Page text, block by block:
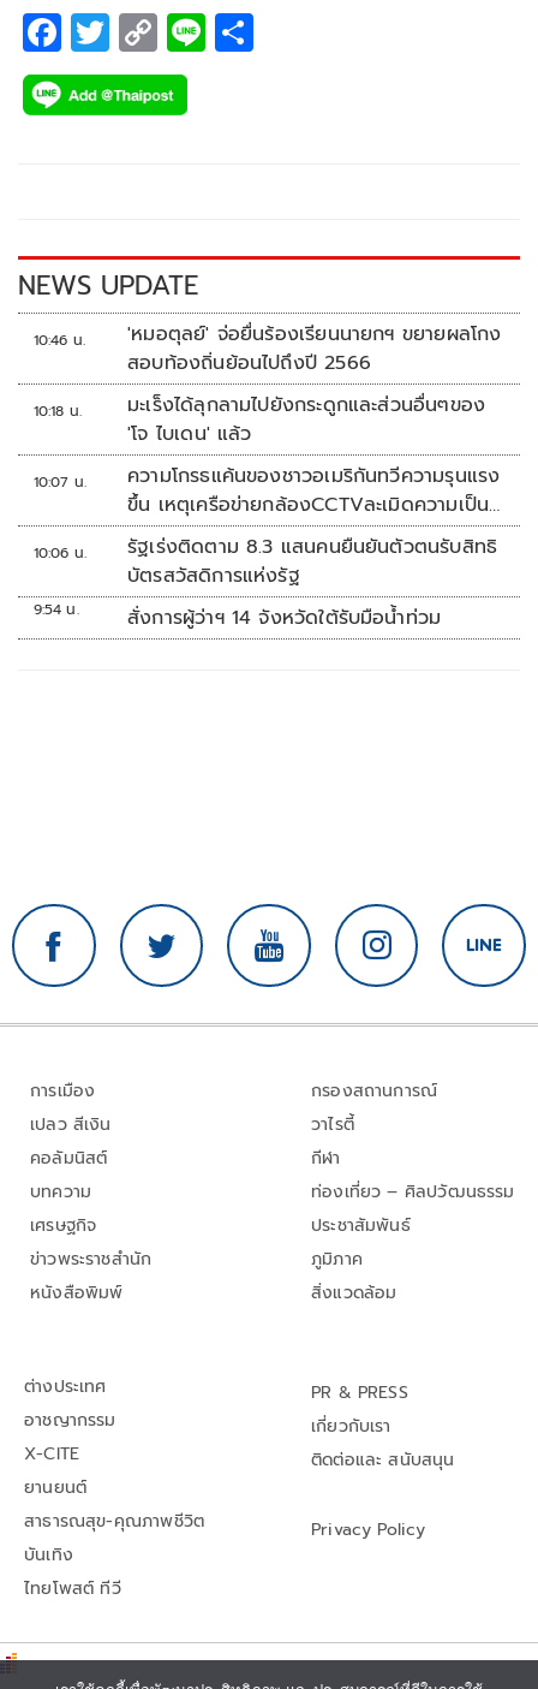
F
ac
e
k
T
wi
tt
C
o
p
k
Li
NEWS UPDATE
10:46 น.
'หมอตุลย์' จ่อยื่นร้องเรียนนายกฯ ขยายผลโกง
สอบท้องถิ่นย้อนไปถึงปี 2566
10:18 น.
มะเร็งได้ลุกลามไปยังกระดูกและส่วนอื่นๆของ
'โจ ไบเดน' แล้ว
10:07 น.
ความโกรธแค้นของชาวอเมริกันทวีความรุนแรง
ขึ้น เหตุเครือข่ายกล้องCCTVละเมิดความเป็น
ส่วนตัว
10:06 น.
รัฐเร่งติดตาม 8.3 แสนคนยืนยันตัวตนรับสิทธิ
บัตรสวัสดิการแห่งรัฐ
9:54 น. สั่งการผู้ว่าฯ 14 จังหวัดใต้รับมือน้ำท่วม
การเมือง
เปลว สีเงิน
คอลัมนิสต์
บทความ
เศรษฐกิจ
ข่าวพระราชสำนัก
หนังสือพิมพ์
กรองสถานการณ์
วาไรตี้
กีฬา
ท่องเที่ยว – ศิลปวัฒนธรรม
ประชาสัมพันธ์
ภูมิภาค
สิ่งแวดล้อม
ต่างประเทศ
อาชญากรรม
X-CITE
ยานยนต์
สาธารณสุข-คุณภาพชีวิต
บันเทิง
ไทยโพสต์ ทีวี
PR & PRESS
เกี่ยวกับเรา
ติดต่อและ สนับสนุน
Privacy Policy